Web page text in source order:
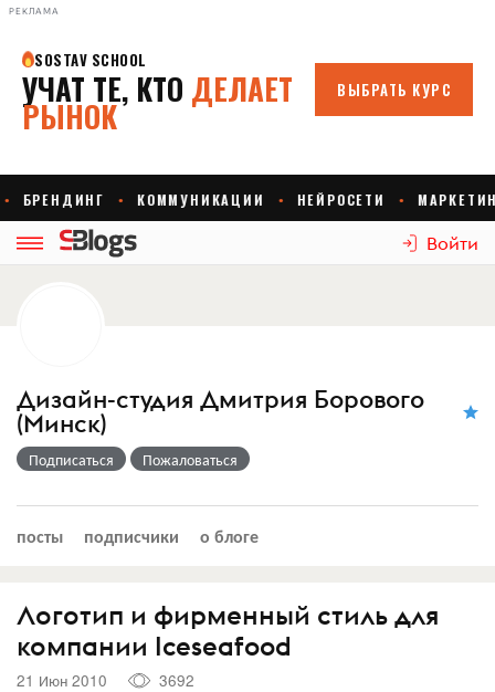
РЕКЛАМА
Войти
Дизайн-студия Дмитрия Борового
(Минск)
Подписаться Пожаловаться
посты подписчики о блоге
Логотип и фирменный стиль для
компании Iceseafood
21 Июн 2010
3692